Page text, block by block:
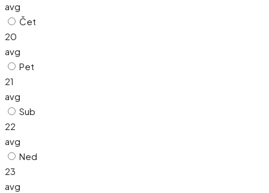
avg
Čet
20
avg
Pet
21
avg
Sub
22
avg
Ned
23
avg